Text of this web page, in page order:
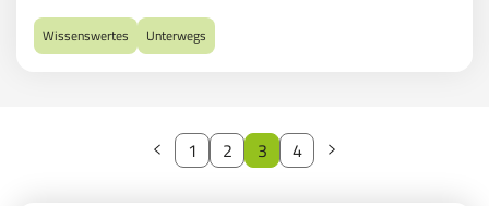
Wissenswertes Unterwegs
Previous
1 2 3 4 Next